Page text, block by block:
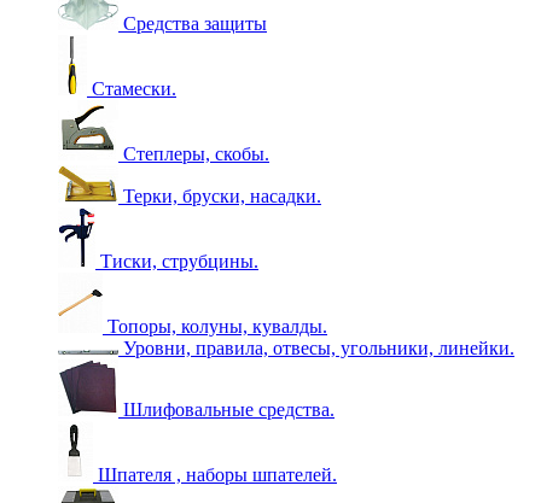
Средства защиты
Стамески.
Степлеры, скобы.
Терки, бруски, насадки.
Тиски, струбцины.
Топоры, колуны, кувалды.
Уровни, правила, отвесы, угольники, линейки.
Шлифовальные средства.
Шпателя , наборы шпателей.